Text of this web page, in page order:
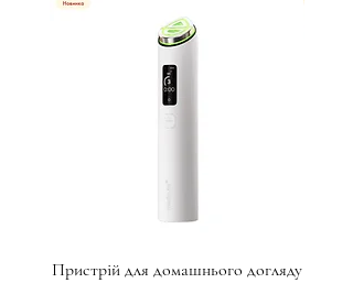
Пристрій для домашнього догляду